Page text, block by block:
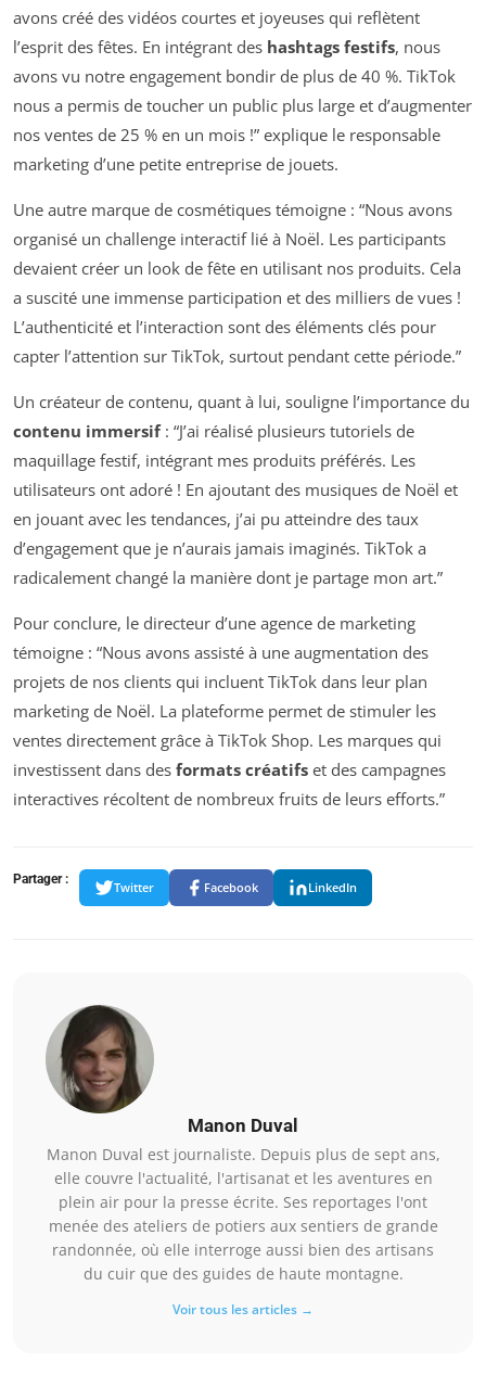
avons créé des vidéos courtes et joyeuses qui reflètent
l’esprit des fêtes. En intégrant des hashtags festifs, nous
avons vu notre engagement bondir de plus de 40 %. TikTok
nous a permis de toucher un public plus large et d’augmenter
nos ventes de 25 % en un mois !” explique le responsable
marketing d’une petite entreprise de jouets.
Une autre marque de cosmétiques témoigne : “Nous avons
organisé un challenge interactif lié à Noël. Les participants
devaient créer un look de fête en utilisant nos produits. Cela
a suscité une immense participation et des milliers de vues !
L’authenticité et l’interaction sont des éléments clés pour
capter l’attention sur TikTok, surtout pendant cette période.”
Un créateur de contenu, quant à lui, souligne l’importance du
contenu immersif: “J’ai réalisé plusieurs tutoriels de
maquillage festif, intégrant mes produits préférés. Les
utilisateurs ont adoré ! En ajoutant des musiques de Noël et
en jouant avec les tendances, j’ai pu atteindre des taux
d’engagement que je n’aurais jamais imaginés. TikTok a
radicalement changé la manière dont je partage mon art.”
Pour conclure, le directeur d’une agence de marketing
témoigne : “Nous avons assisté à une augmentation des
projets de nos clients qui incluent TikTok dans leur plan
marketing de Noël. La plateforme permet de stimuler les
ventes directement grâce à TikTok Shop. Les marques qui
investissent dans des formats créatifs et des campagnes
interactives récoltent de nombreux fruits de leurs efforts.”
Partager :
Twitter Facebook LinkedIn
Manon Duval
Manon Duval est journaliste. Depuis plus de sept ans,
elle couvre l'actualité, l'artisanat et les aventures en
plein air pour la presse écrite. Ses reportages l'ont
menée des ateliers de potiers aux sentiers de grande
randonnée, où elle interroge aussi bien des artisans
du cuir que des guides de haute montagne.
Voir tous les articles →